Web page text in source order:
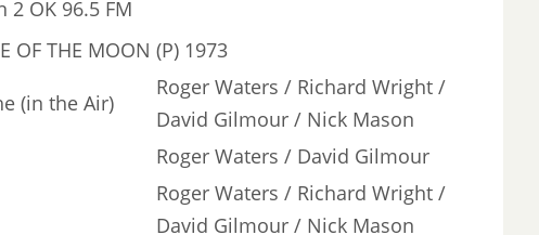
2 OK 96.5 FM
OF THE MOON (P) 1973
(in the Air)
Roger Waters / Richard Wright /
David Gilmour / Nick Mason
Roger Waters / David Gilmour
Roger Waters / Richard Wright /
David Gilmour / Nick Mason